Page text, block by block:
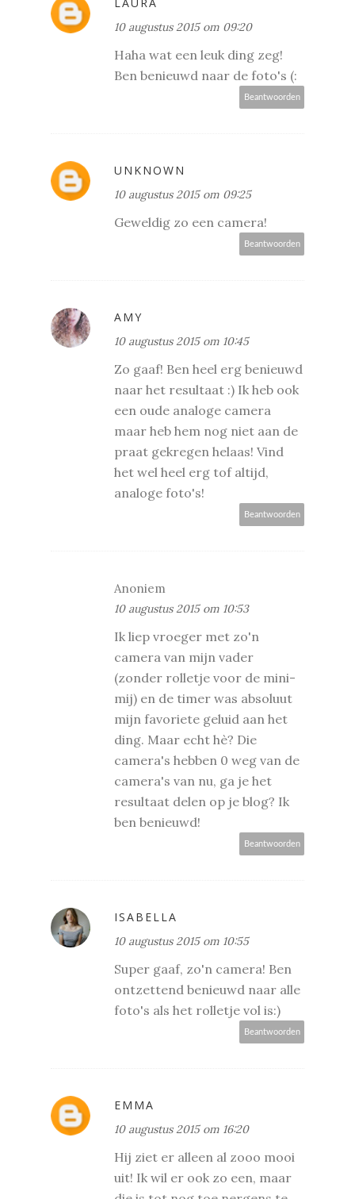
LAURA
10 augustus 2015 om 09:20
Haha wat een leuk ding zeg!
Ben benieuwd naar de foto's (:
Beantwoorden
UNKNOWN
10 augustus 2015 om 09:25
Geweldig zo een camera!
Beantwoorden
AMY
10 augustus 2015 om 10:45
Zo gaaf! Ben heel erg benieuwd
naar het resultaat :) Ik heb ook
een oude analoge camera
maar heb hem nog niet aan de
praat gekregen helaas! Vind
het wel heel erg tof altijd,
analoge foto's!
Beantwoorden
Anoniem
10 augustus 2015 om 10:53
Ik liep vroeger met zo'n
camera van mijn vader
(zonder rolletje voor de mini-
mij) en de timer was absoluut
mijn favoriete geluid aan het
ding. Maar echt hè? Die
camera's hebben 0 weg van de
camera's van nu, ga je het
resultaat delen op je blog? Ik
ben benieuwd!
Beantwoorden
ISABELLA
10 augustus 2015 om 10:55
Super gaaf, zo'n camera! Ben
ontzettend benieuwd naar alle
foto's als het rolletje vol is:)
Beantwoorden
EMMA
10 augustus 2015 om 16:20
Hij ziet er alleen al zooo mooi
uit! Ik wil er ook zo een, maar